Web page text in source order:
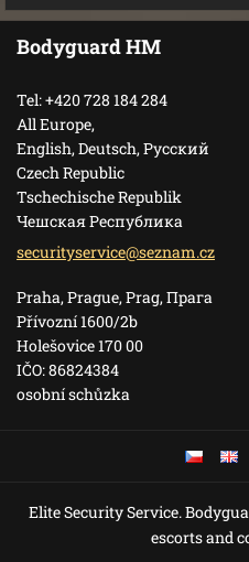
Bodyguard HM
Tel: +420 728 184 284
All Europe,
English, Deutsch, Pусский
Czech Republic
Tschechische Republik
Чешская Республика
securityservice@seznam.cz
Praha, Prague, Prag, Прага
Přívozní 1600/2b
Holešovice 170 00
IČO: 86824384
osobní schůzka
Elite Security Service.
escorts and